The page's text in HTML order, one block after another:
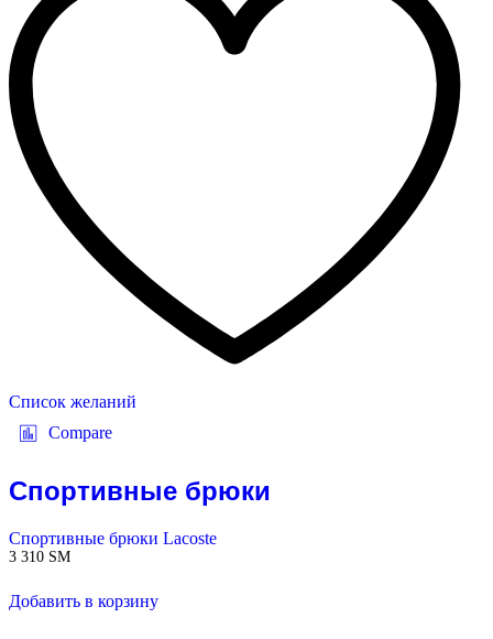
Список желаний
Compare
Спортивные брюки
Спортивные брюки Lacoste
3 310 ЅМ
Добавить в корзину